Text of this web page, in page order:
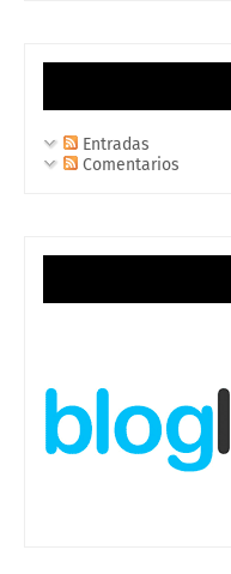
Entradas
Comentarios